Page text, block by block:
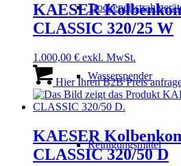
Wasserspender
Reinigungsmittel
KAESER
CLASSIC 320/25 W
1.000,00 € exkl. MwSt.
Hier Ihren B2B Preis
KAESER
CLASSIC 320/50 D